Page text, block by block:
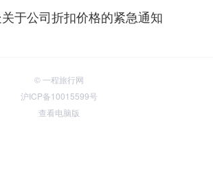
于公司折扣价格的紧急通知
© 一程旅行网
沪ICP备10015599号
查看电脑版